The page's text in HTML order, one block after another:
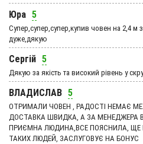
Юра 5
Супер,супер,супер,купив човен на 2,4 м
дуже,дякую
Сергій 5
Дякую за якість та високий рівень у
ВЛАДИСЛАВ 5
ОТРИМАЛИ ЧОВЕН , РАДОСТІ НЕМАЄ
ДОСТАВКА ШВИДКА, А ЗА МЕНЕДЖЕРА
ПРИЄМНА ЛЮДИНА,ВСЕ ПОЯСНИЛА, ЩЕ
ТАКИХ ЛЮДЕЙ, ЗАСЛУГОВУЄ НА БОНУС